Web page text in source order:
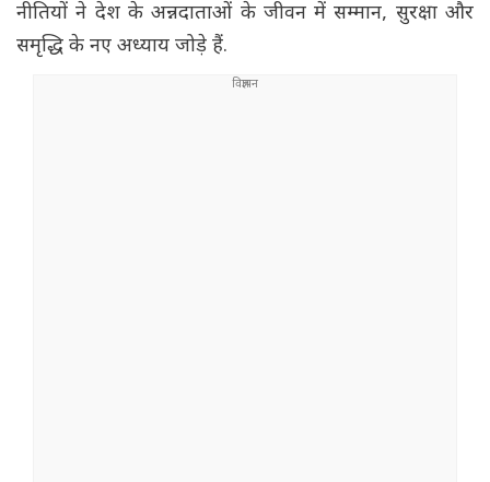
नीतियों ने देश के अन्नदाताओं के जीवन में सम्मान, सुरक्षा और
समृद्धि के नए अध्याय जोड़े हैं.